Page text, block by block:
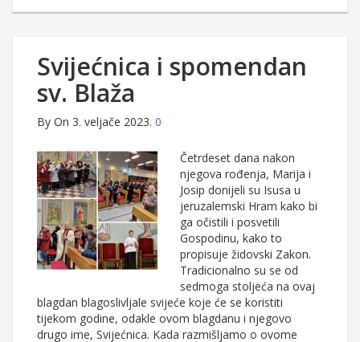
Svijećnica i spomendan
sv. Blaža
By On 3. veljače 2023. 0
Četrdeset dana nakon
njegova rođenja, Marija i
Josip donijeli su Isusa u
jeruzalemski Hram kako bi
ga očistili i posvetili
Gospodinu, kako to
propisuje židovski Zakon.
Tradicionalno su se od
sedmoga stoljeća na ovaj
blagdan blagoslivljale svijeće koje će se koristiti
tijekom godine, odakle ovom blagdanu i njegovo
drugo ime, Svijećnica. Kada razmišljamo o ovome